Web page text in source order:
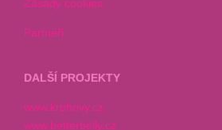
Zásady cookies
Partneři
DALŠÍ PROJEKTY
www.kruhovy.cz
www.betterbelly.cz